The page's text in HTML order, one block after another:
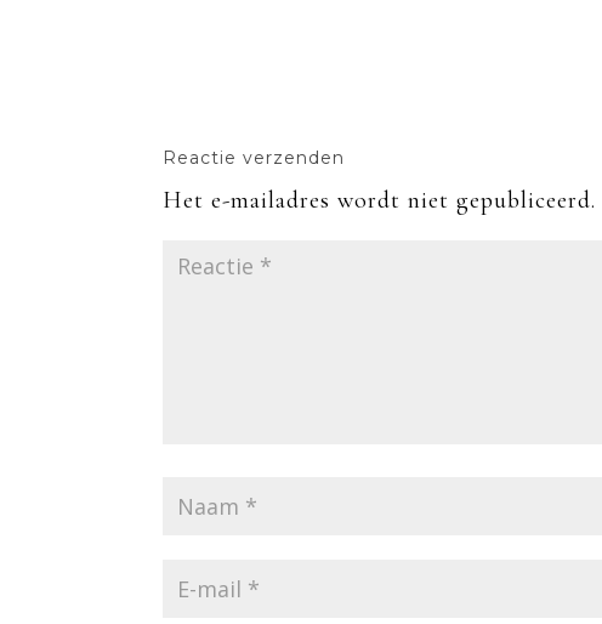
Reactie verzenden
Het e-mailadres wordt niet gepubliceerd.